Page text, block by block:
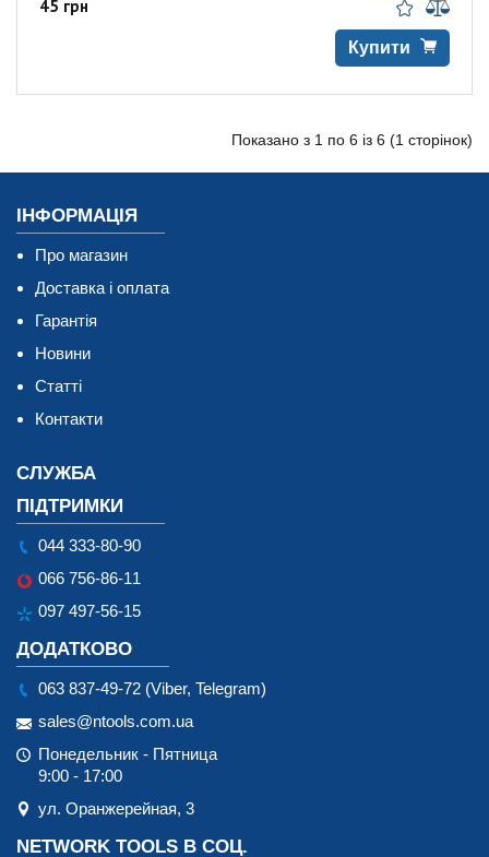
45 грн
Купити
Показано з 1 по 6 із 6 (1 сторінок)
ІНФОРМАЦІЯ
Про магазин
Доставка і оплата
Гарантія
Новини
Статті
Контакти
СЛУЖБА
ПІДТРИМКИ
044 333-80-90
066 756-86-11
097 497-56-15
ДОДАТКОВО
063 837-49-72 (Viber, Telegram)
sales@ntools.com.ua
Понедельник - Пятница
9:00 - 17:00
ул. Оранжерейная, 3
NETWORK TOOLS В СОЦ.